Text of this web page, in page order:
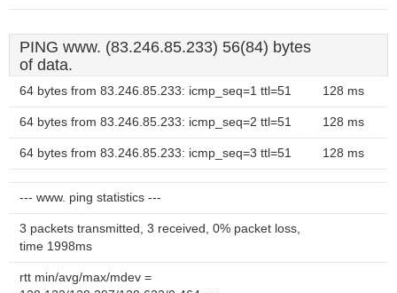
PING www. (83.246.85.233) 56(84) bytes
of data.
64 bytes from 83.246.85.233: icmp_seq=1 ttl=51 128 ms
64 bytes from 83.246.85.233: icmp_seq=2 ttl=51 128 ms
64 bytes from 83.246.85.233: icmp_seq=3 ttl=51 128 ms
--- www. ping statistics ---
3 packets transmitted, 3 received, 0% packet loss,
time 1998ms
rtt min/avg/max/mdev =